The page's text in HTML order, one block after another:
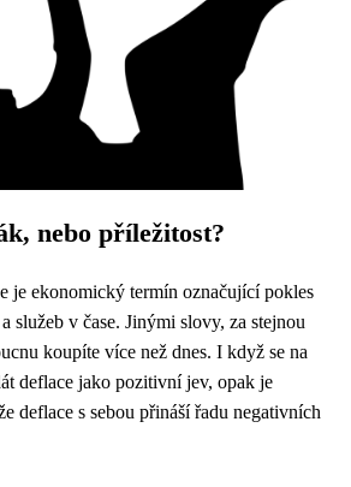
nebo příležitost?
je ekonomický termín označující pokles
služeb v čase. Jinými slovy, za stejnou
koupíte více než dnes. I když se na
deflace jako pozitivní jev, opak je
deflace s sebou přináší řadu negativních